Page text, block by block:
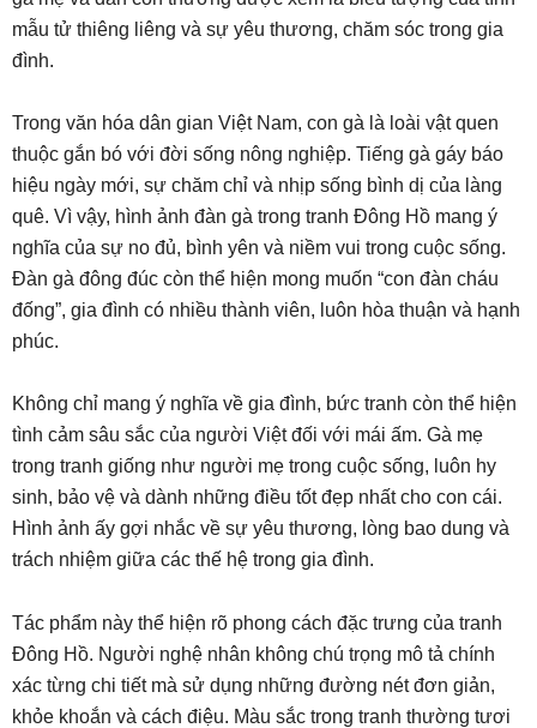
mẫu tử thiêng liêng và sự yêu thương, chăm sóc trong gia
đình.
Trong văn hóa dân gian Việt Nam, con gà là loài vật quen
thuộc gắn bó với đời sống nông nghiệp. Tiếng gà gáy báo
hiệu ngày mới, sự chăm chỉ và nhịp sống bình dị của làng
quê. Vì vậy, hình ảnh đàn gà trong tranh Đông Hồ mang ý
nghĩa của sự no đủ, bình yên và niềm vui trong cuộc sống.
Đàn gà đông đúc còn thể hiện mong muốn “con đàn cháu
đống”, gia đình có nhiều thành viên, luôn hòa thuận và hạnh
phúc.
Không chỉ mang ý nghĩa về gia đình, bức tranh còn thể hiện
tình cảm sâu sắc của người Việt đối với mái ấm. Gà mẹ
trong tranh giống như người mẹ trong cuộc sống, luôn hy
sinh, bảo vệ và dành những điều tốt đẹp nhất cho con cái.
Hình ảnh ấy gợi nhắc về sự yêu thương, lòng bao dung và
trách nhiệm giữa các thế hệ trong gia đình.
Tác phẩm này thể hiện rõ phong cách đặc trưng của tranh
Đông Hồ. Người nghệ nhân không chú trọng mô tả chính
xác từng chi tiết mà sử dụng những đường nét đơn giản,
khỏe khoắn và cách điệu. Màu sắc trong tranh thường tươi